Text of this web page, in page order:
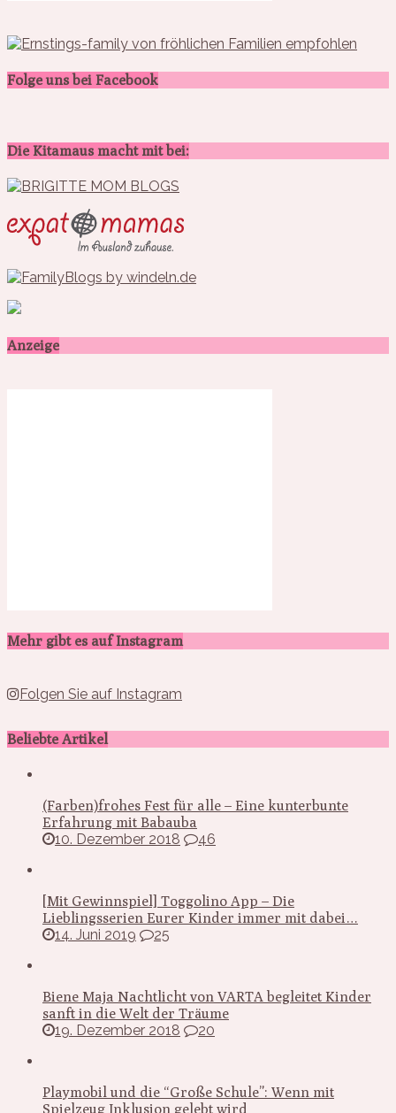
Folge uns bei Facebook
Die Kitamaus macht mit bei:
Anzeige
Mehr gibt es auf Instagram
Folgen Sie auf Instagram
Beliebte Artikel
(Farben)frohes Fest für alle – Eine kunterbunte
Erfahrung mit Babauba
10. Dezember 2018
46
[Mit Gewinnspiel] Toggolino App – Die
Lieblingsserien Eurer Kinder immer mit dabei…
14. Juni 2019
25
Biene Maja Nachtlicht von VARTA begleitet Kinder
sanft in die Welt der Träume
19. Dezember 2018
20
Playmobil und die “Große Schule”: Wenn mit
Spielzeug Inklusion gelebt wird